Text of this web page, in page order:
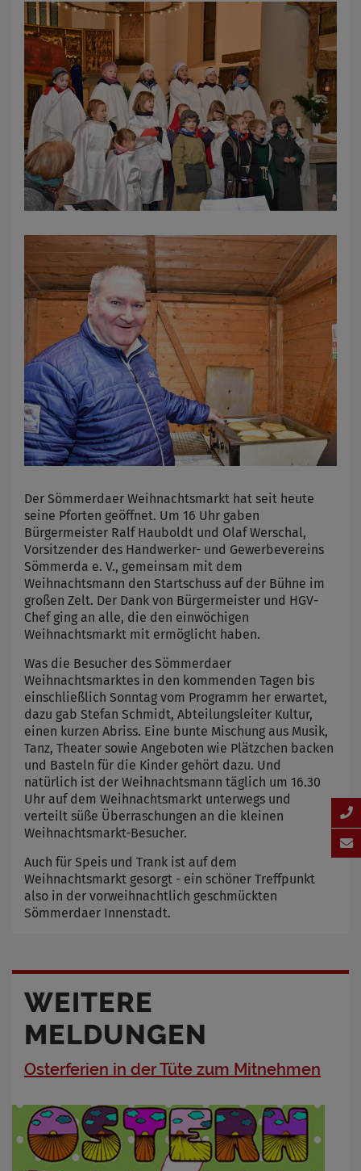
Der Sömmerdaer Weihnachtsmarkt hat seit heute
seine Pforten geöffnet. Um 16 Uhr gaben
Bürgermeister Ralf Hauboldt und Olaf Werschal,
Vorsitzender des Handwerker- und Gewerbevereins
Sömmerda e. V., gemeinsam mit dem
Weihnachtsmann den Startschuss auf der Bühne im
großen Zelt. Der Dank von Bürgermeister und HGV-
Chef ging an alle, die den einwöchigen
Weihnachtsmarkt mit ermöglicht haben.
Was die Besucher des Sömmerdaer
Weihnachtsmarktes in den kommenden Tagen bis
einschließlich Sonntag vom Programm her erwartet,
dazu gab Stefan Schmidt, Abteilungsleiter Kultur,
einen kurzen Abriss. Eine bunte Mischung aus Musik,
Tanz, Theater sowie Angeboten wie Plätzchen backen
und Basteln für die Kinder gehört dazu. Und
natürlich ist der Weihnachtsmann täglich um 16.30
Uhr auf dem Weihnachtsmarkt unterwegs und
verteilt süße Überraschungen an die kleinen
Weihnachtsmarkt-Besucher.
Auch für Speis und Trank ist auf dem
Weihnachtsmarkt gesorgt - ein schöner Treffpunkt
also in der vorweihnachtlich geschmückten
Sömmerdaer Innenstadt.
WEITERE
MELDUNGEN
Osterferien in der Tüte zum Mitnehmen